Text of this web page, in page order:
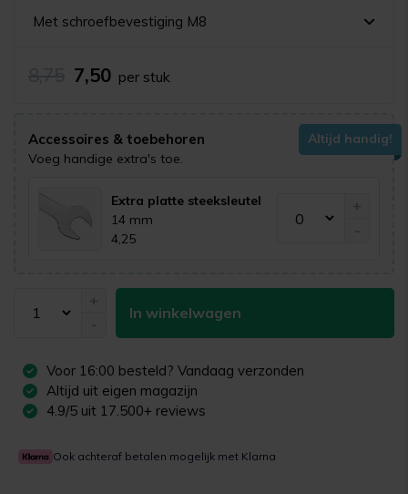
Met schroefbevestiging M8
7,50 per stuk
Altijd handig!
Accessoires & toebehoren
Voeg handige extra's toe.
Extra platte steeksleutel
14 mm
4,25
In winkelwagen
Voor 16:00 besteld? Vandaag verzonden
Altijd uit eigen magazijn
4.9/5 uit 17.500+ reviews
Ook achteraf betalen mogelijk met Klarna